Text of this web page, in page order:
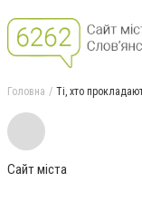
Головна Ті, хто
Сайт міста